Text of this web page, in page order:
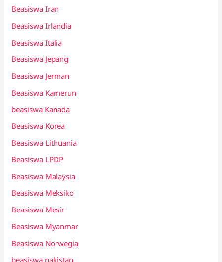
Beasiswa Iran
Beasiswa Irlandia
Beasiswa Italia
Beasiswa Jepang
Beasiswa Jerman
Beasiswa Kamerun
beasiswa Kanada
Beasiswa Korea
Beasiswa Lithuania
Beasiswa LPDP
Beasiswa Malaysia
Beasiswa Meksiko
Beasiswa Mesir
Beasiswa Myanmar
Beasiswa Norwegia
beasiswa pakistan